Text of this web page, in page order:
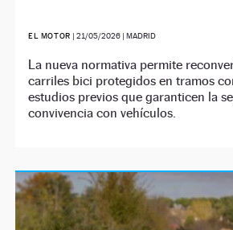
EL MOTOR | 21/05/2026| MADRID
La nueva normativa permite
carriles bici protegidos en tramos
estudios previos que garanticen la
convivencia con vehículos.